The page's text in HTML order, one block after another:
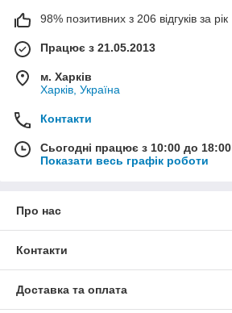
98% позитивних з 206 відгуків за рік
Працює з 21.05.2013
м. Харків
Харків, Україна
Контакти
Сьогодні працює з 10:00 до 18:00
Показати весь графік роботи
Про нас
Контакти
Доставка та оплата